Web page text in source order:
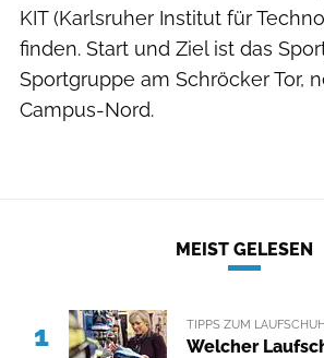
KIT (Karlsruher Institut für
finden. Start und Ziel ist das
Sportgruppe am Schröcker Tor,
Campus-Nord.
MEIST GELESEN
1 TIPPS ZUM
Welcher